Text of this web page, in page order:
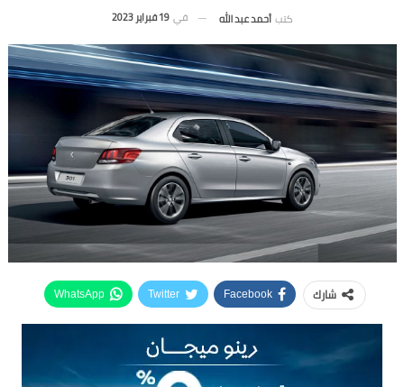
كتب أحمد عبد الله في 19 فبراير 2023
شارك Facebook
Twitter
WhatsApp